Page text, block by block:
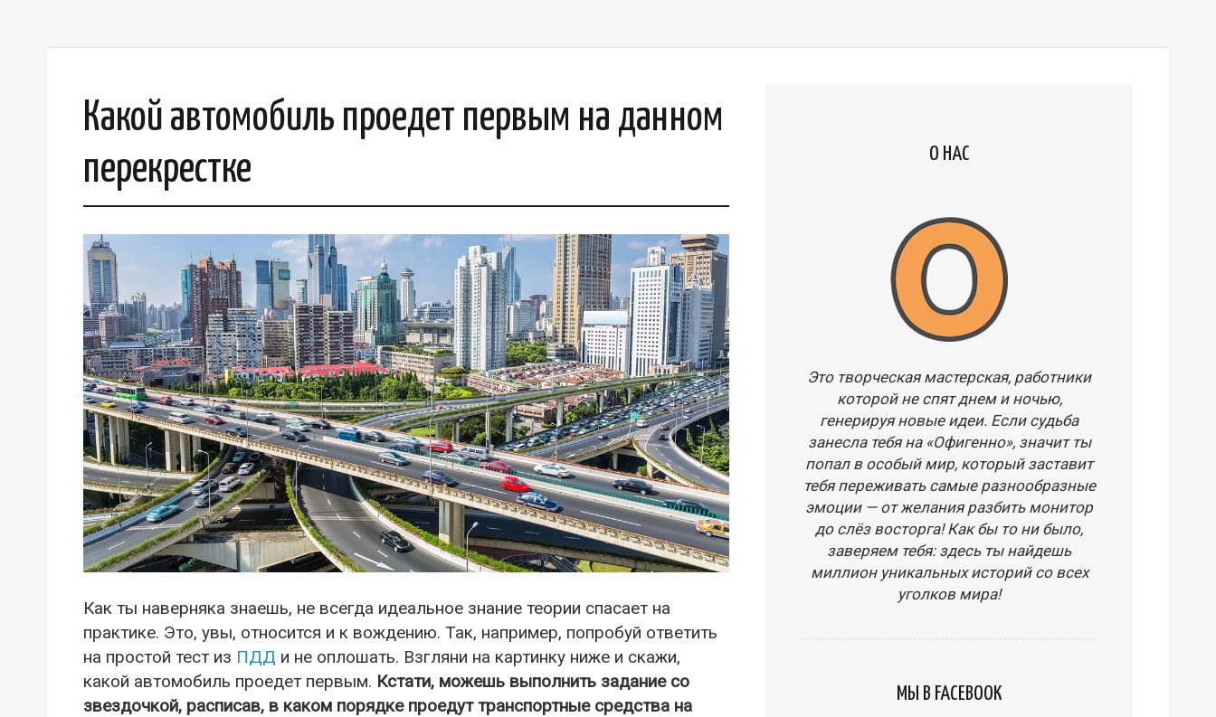
Какой автомобиль проедет первым на данном
перекрестке
Как ты наверняка знаешь, не всегда идеальное знание теории спасает на
практике. Это, увы, относится и к вождению. Так, например, попробуй ответить
на простой тест из ПДД и не оплошать. Взгляни на картинку ниже и скажи,
какой автомобиль проедет первым. Кстати, можешь выполнить задание со
звездочкой, расписав, в каком порядке проедут транспортные средства на
О НАС
Это творческая мастерская, работники
которой не спят днем и ночью,
генерируя новые идеи. Если судьба
занесла тебя на «Офигенно», значит ты
попал в особый мир, который заставит
тебя переживать самые разнообразные
эмоции — от желания разбить монитор
до слёз восторга! Как бы то ни было,
заверяем тебя: здесь ты найдешь
миллион уникальных историй со всех
уголков мира!
МЫ В FACEBOOK